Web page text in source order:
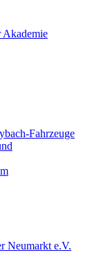
Akademie
Fahrzeuge
Neumarkt e.V.